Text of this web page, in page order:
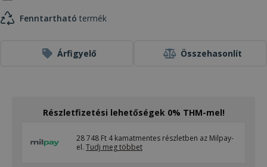
Fenntartható termék
Árfigyelő Összehasonlít
Részletfizetési lehetőségek 0% THM-mel!
28 748 Ft 4 kamatmentes részletben az Milpay-
el. Tudj meg többet